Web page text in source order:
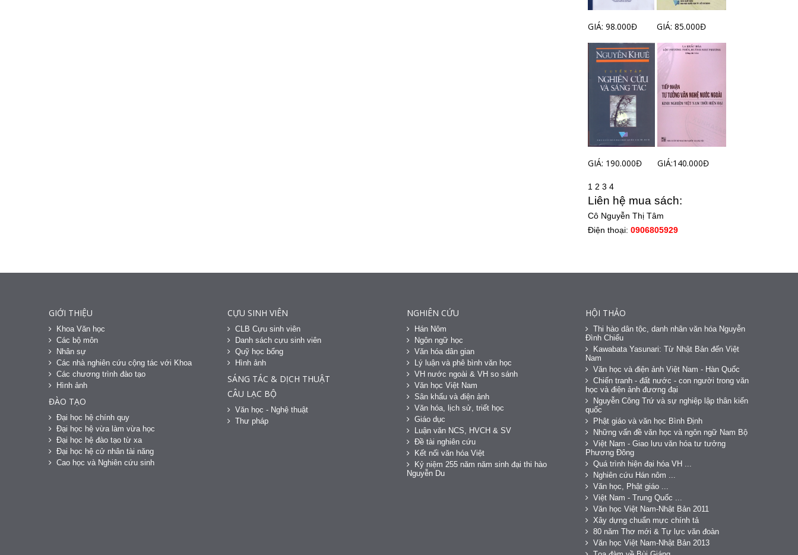
GIÁ: 98.000Đ GIÁ: 85.000Đ
GIÁ: 190.000Đ GIÁ:140.000Đ
1 2 3 4
Liên hệ mua sách:
Cô Nguyễn Thị Tâm
Điện thoại: 0906805929
GIỚI THIỆU
Khoa Văn học
Các bộ môn
Nhân sự
Các nhà nghiên cứu cộng tác với Khoa
Các chương trình đào tạo
Hình ảnh
ĐÀO TẠO
Đại học hệ chính quy
Đại học hệ vừa làm vừa học
Đại học hệ đào tạo từ xa
Đại học hệ cử nhân tài năng
Cao học và Nghiên cứu sinh
CỰU SINH VIÊN
CLB Cựu sinh viên
Danh sách cựu sinh viên
Quỹ học bổng
Hình ảnh
SÁNG TÁC & DỊCH THUẬT
CÂU LẠC BỘ
Văn học - Nghệ thuật
Thư pháp
NGHIÊN CỨU
Hán Nôm
Ngôn ngữ học
Văn hóa dân gian
Lý luận và phê bình văn học
VH nước ngoài & VH so sánh
Văn học Việt Nam
Sân khấu và điện ảnh
Văn hóa, lịch sử, triết học
Giáo dục
Luận văn NCS, HVCH & SV
Đề tài nghiên cứu
Kết nối văn hóa Việt
Kỷ niệm 255 năm năm sinh đại thi hào
Nguyễn Du
HỘI THẢO
Thi hào dân tộc, danh nhân văn hóa Nguyễn
Đình Chiểu
Kawabata Yasunari: Từ Nhật Bản đến Việt
Nam
Văn học và điện ảnh Việt Nam - Hàn Quốc
Chiến tranh - đất nước - con người trong văn
học và điện ảnh đương đại
Nguyễn Công Trứ và sự nghiệp lập thân kiến
quốc
Phật giáo và văn học Bình Định
Những vấn đề văn học và ngôn ngữ Nam Bộ
Việt Nam - Giao lưu văn hóa tư tưởng
Phương Đông
Quá trình hiện đại hóa VH ...
Nghiên cứu Hán nôm ...
Văn học, Phật giáo ...
Việt Nam - Trung Quốc ...
Văn học Việt Nam-Nhật Bản 2011
Xây dựng chuẩn mực chính tả
80 năm Thơ mới & Tự lực văn đoàn
Văn học Việt Nam-Nhật Bản 2013